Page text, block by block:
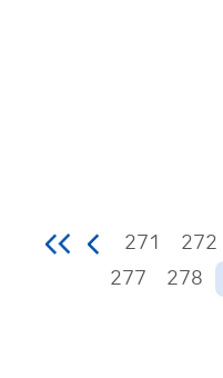
271 272
277
278